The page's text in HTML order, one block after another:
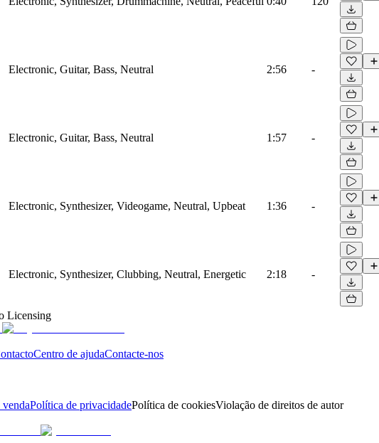
Electronic, Guitar, Bass, Neutral 2:56 -
Electronic, Guitar, Bass, Neutral 1:57 -
Electronic, Synthesizer, Videogame, Neutral, Upbeat 1:36 -
Electronic, Synthesizer, Clubbing, Neutral, Energetic 2:18 -
Licensing
Centro de ajudaContacte-nos
Política de privacidadePolítica de cookiesViolação de direitos de autor